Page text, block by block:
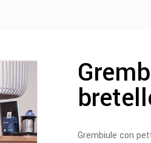
Grembiule con